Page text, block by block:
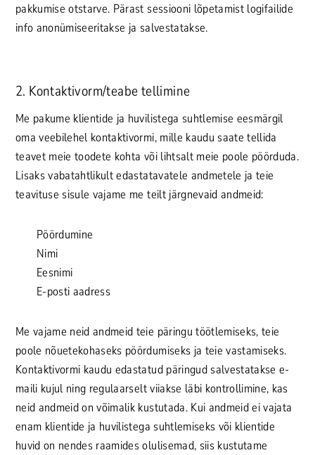
pakkumise otstarve. Pärast sessiooni lõpetamist logifailide
info anonümiseeritakse ja salvestatakse.
2. Kontaktivorm/teabe tellimine
Me pakume klientide ja huvilistega suhtlemise eesmärgil
oma veebilehel kontaktivormi, mille kaudu saate tellida
teavet meie toodete kohta või lihtsalt meie poole pöörduda.
Lisaks vabatahtlikult edastatavatele andmetele ja teie
teavituse sisule vajame me teilt järgnevaid andmeid:
Pöördumine
Nimi
Eesnimi
E-posti aadress
Me vajame neid andmeid teie päringu töötlemiseks, teie
poole nõuetekohaseks pöördumiseks ja teie vastamiseks.
Kontaktivormi kaudu edastatud päringud salvestatakse e-
maili kujul ning regulaarselt viiakse läbi kontrollimine, kas
neid andmeid on võimalik kustutada. Kui andmeid ei vajata
enam klientide ja huvilistega suhtlemiseks või klientide
huvid on nendes raamides olulisemad, siis kustutame